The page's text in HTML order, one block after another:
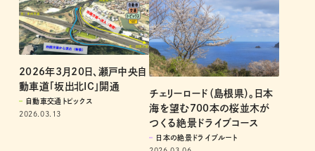
2026年3月20日、瀬戸中央自
動車道「坂出北IC」開通
自動車交通トピックス
2026.03.13
チェリーロード（島根県）。日本
海を望む700本の桜並木が
つくる絶景ドライブコース
日本の絶景ドライブルート